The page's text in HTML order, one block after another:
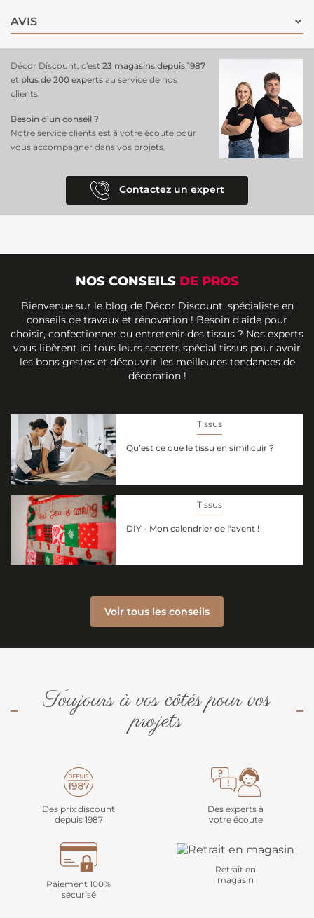
AVIS
Décor Discount, c'est 23 magasins depuis 1987
et plus de 200 experts au service de nos
clients.
Besoin d’un conseil ?
Notre service clients est à votre écoute pour
vous accompagner dans vos projets.
Contactez un expert
NOS CONSEILS DE PROS
Bienvenue sur le blog de Décor Discount, spécialiste en
conseils de travaux et rénovation ! Besoin d'aide pour
choisir, confectionner ou entretenir des tissus ? Nos experts
vous libèrent ici tous leurs secrets spécial tissus pour avoir
les bons gestes et découvrir les meilleures tendances de
décoration !
Tissus
Qu’est ce que le tissu en similicuir ?
Tissus
DIY - Mon calendrier de l'avent !
Voir tous les conseils
Toujours à vos côtés pour vos
projets
Des prix discount
depuis 1987
Des experts à
votre écoute
Paiement 100%
sécurisé
Retrait en
magasin